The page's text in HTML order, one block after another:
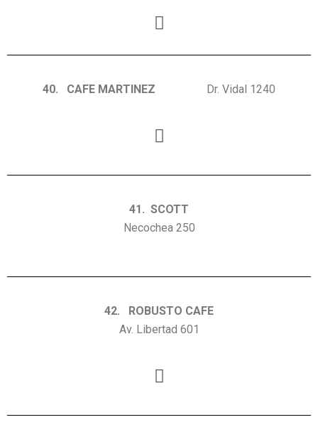
40. CAFE MARTINEZ Dr. Vidal 1240
41. SCOTT
Necochea 250
42. ROBUSTO CAFE
Av. Libertad 601